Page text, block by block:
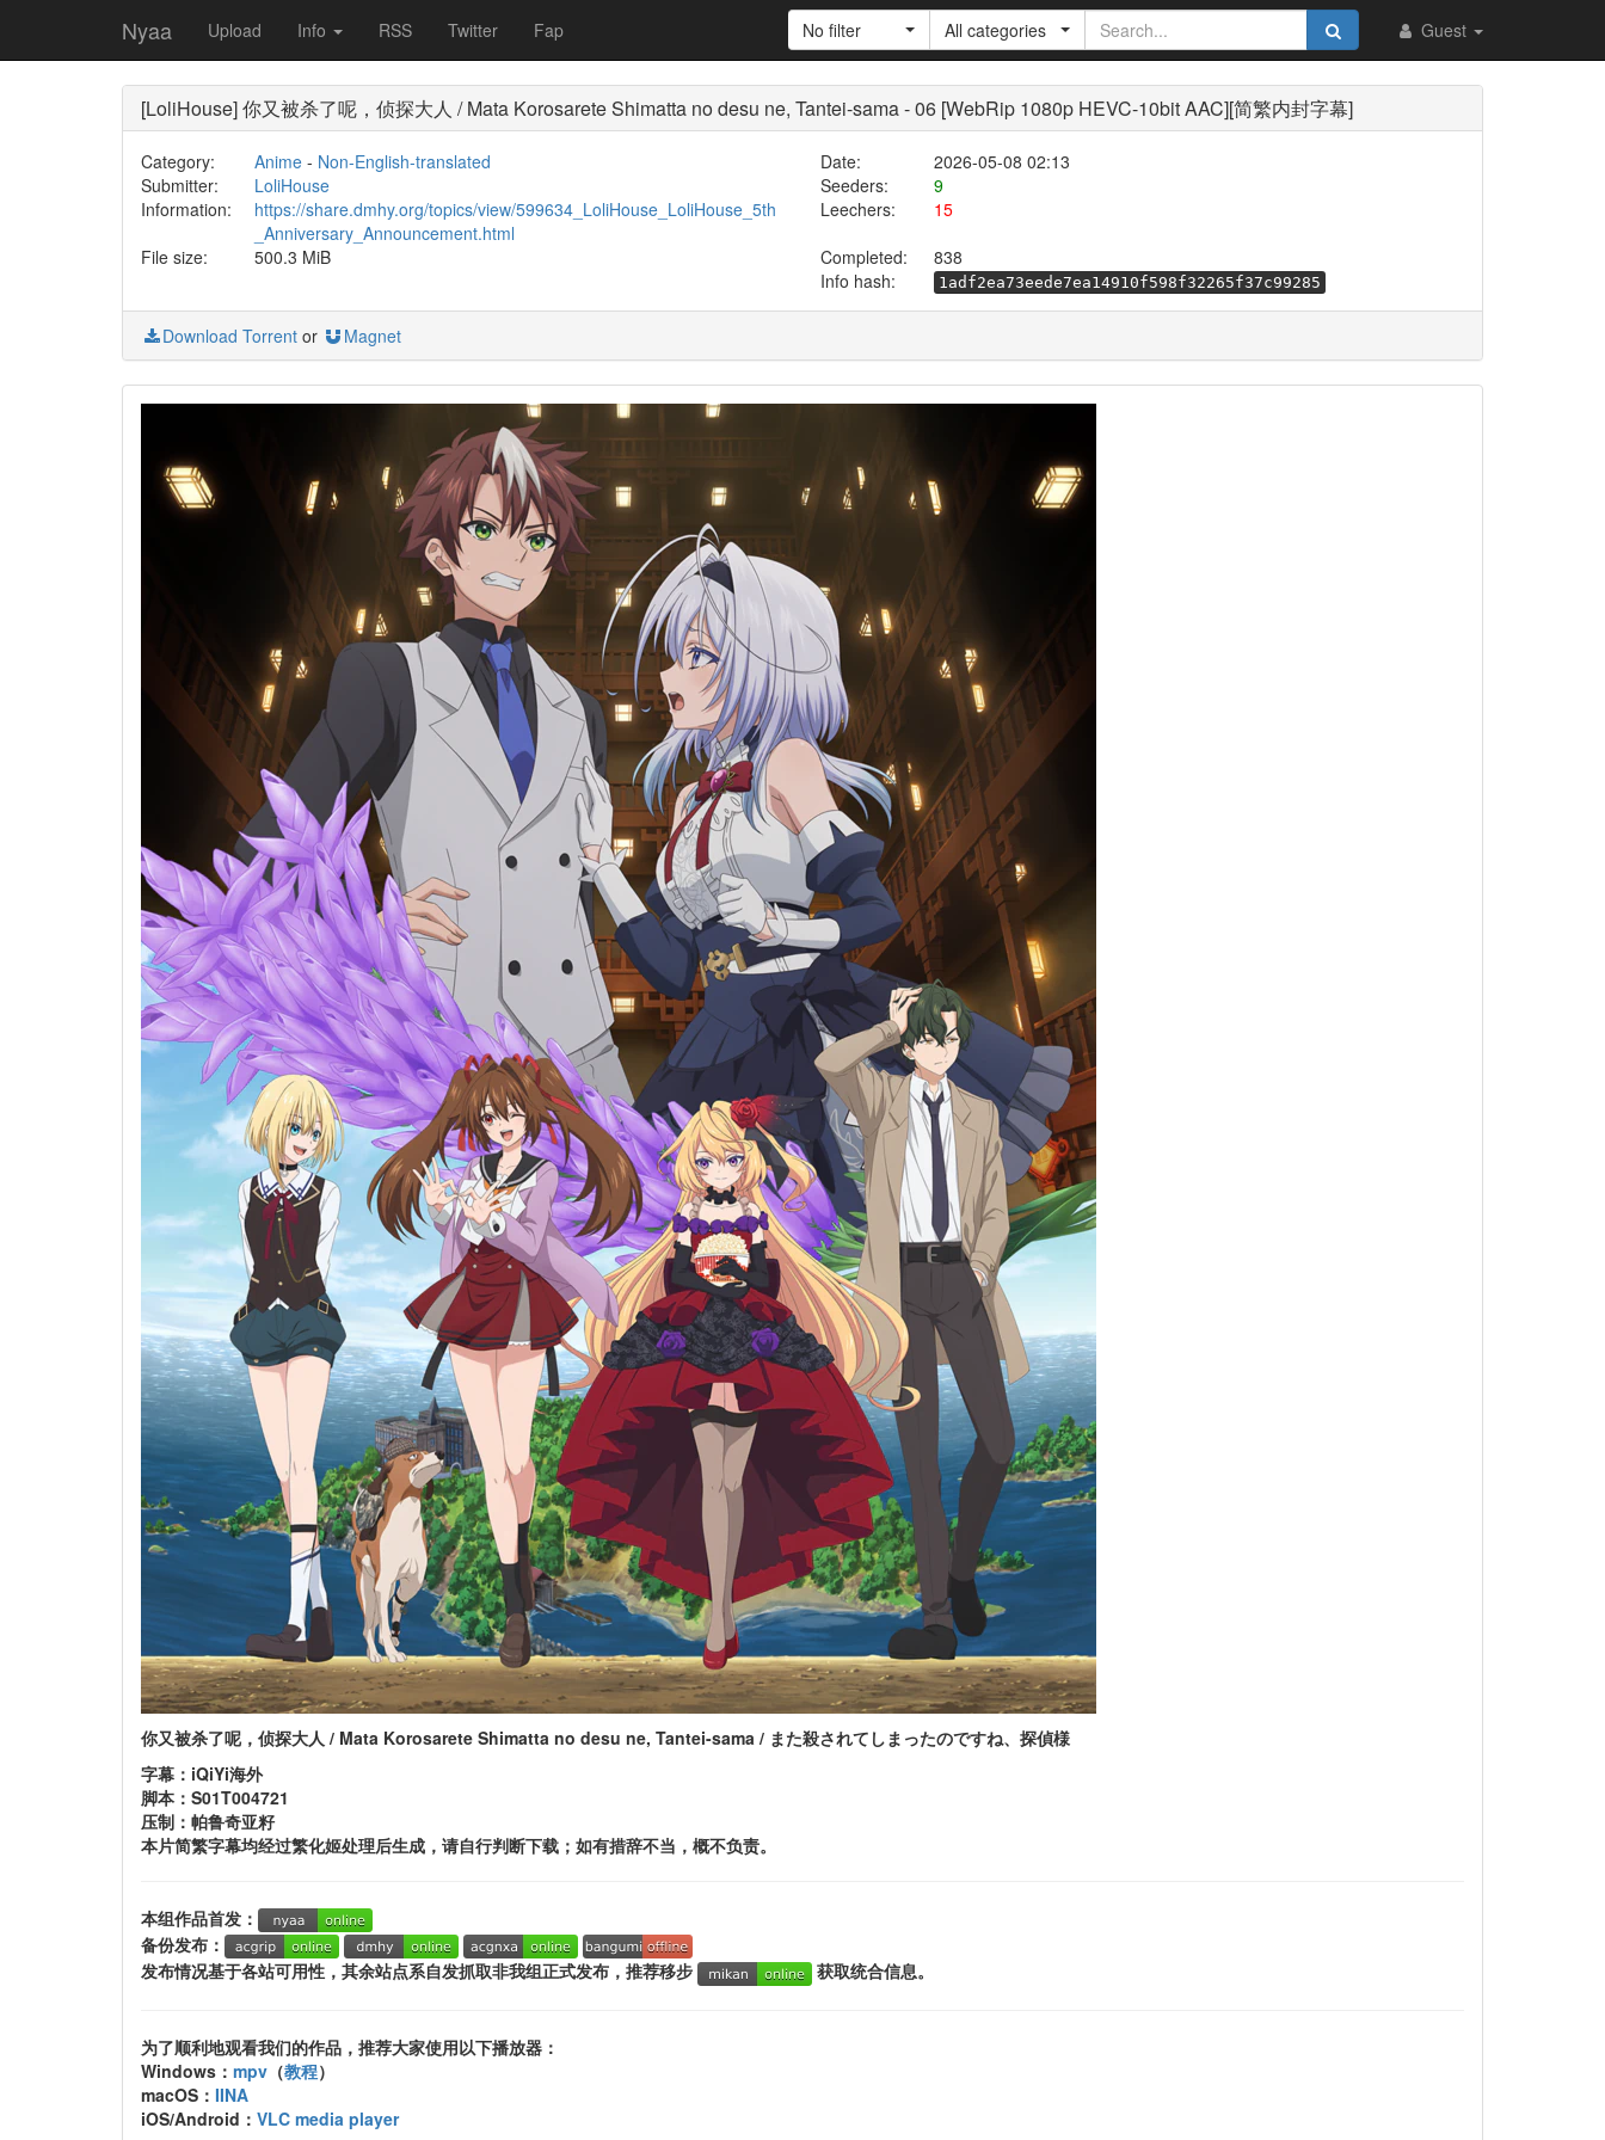
Nyaa Upload Info RSS Twitter Fap Guest
No filter All categories
[LoliHouse] 你又被杀了呢，侦探大人 / Mata Korosarete Shimatta no desu ne, Tantei-sama - 06 [WebRip 1080p HEVC-10bit AAC][简繁内封字幕]
Category: Anime- Non-English-translated Date:
2026-05-08 02:13
Submitter:
LoliHouse Seeders:
9
Information:
https://share.dmhy.org/topics/view/599634_LoliHouse_LoliHouse_5th
_Anniversary_Announcement.html
Leechers:
15
File size:
500.3 MiB Completed:
838
Info hash:
1adf2ea73eede7ea14910f598f32265f37c99285
Download Torrent or Magnet
你又被杀了呢，侦探大人 / Mata Korosarete Shimatta no desu ne, Tantei-sama / また殺されてしまったのですね、探偵様
字幕：iQiYi海外
脚本：S01T004721
压制：帕鲁奇亚籽
本片简繁字幕均经过繁化姬处理后生成，请自行判断下载；如有措辞不当，概不负责。
本组作品首发：
备份发布：
发布情况基于各站可用性，其余站点系自发抓取非我组正式发布，推荐移步
获取统合信息。
为了顺利地观看我们的作品，推荐大家使用以下播放器：
Windows： mpv （教程）
macOS： IINA
iOS/Android： VLC media player